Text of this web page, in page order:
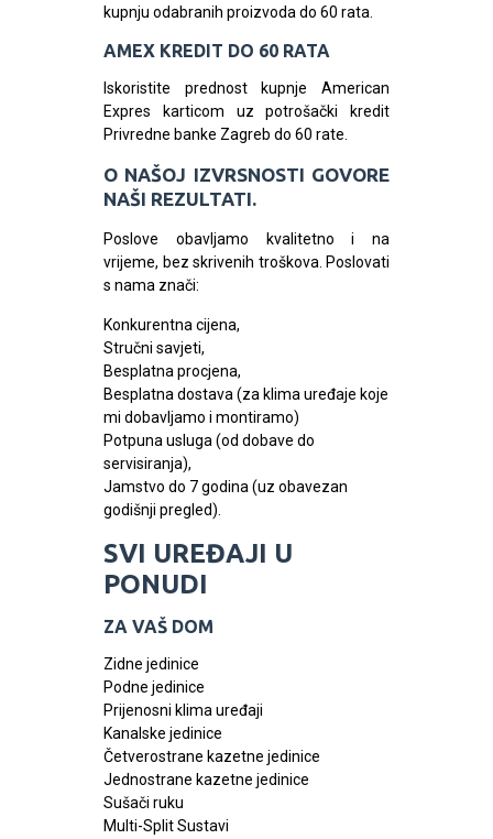
kupnju odabranih proizvoda do 60 rata.
AMEX KREDIT DO 60 RATA
Iskoristite prednost kupnje American
Expres karticom uz potrošački kredit
Privredne banke Zagreb do 60 rate.
O NAŠOJ IZVRSNOSTI GOVORE
NAŠI REZULTATI.
Poslove obavljamo kvalitetno i na
vrijeme, bez skrivenih troškova. Poslovati
s nama znači:
Konkurentna cijena,
Stručni savjeti,
Besplatna procjena,
Besplatna dostava (za klima uređaje koje
mi dobavljamo i montiramo)
Potpuna usluga (od dobave do
servisiranja),
Jamstvo do 7 godina (uz obavezan
godišnji pregled).
SVI UREĐAJI U
PONUDI
ZA VAŠ DOM
Zidne jedinice
Podne jedinice
Prijenosni klima uređaji
Kanalske jedinice
Četverostrane kazetne jedinice
Jednostrane kazetne jedinice
Sušači ruku
Multi-Split Sustavi